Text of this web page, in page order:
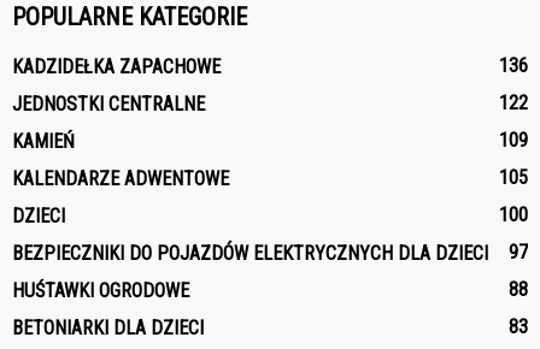
POPULARNE KATEGORIE
KADZIDEŁKA ZAPACHOWE
136
JEDNOSTKI CENTRALNE
122
KAMIEŃ
109
KALENDARZE ADWENTOWE
105
DZIECI
100
BEZPIECZNIKI DO POJAZDÓW ELEKTRYCZNYCH DLA DZIECI
97
HUŚTAWKI OGRODOWE
88
BETONIARKI DLA DZIECI
83